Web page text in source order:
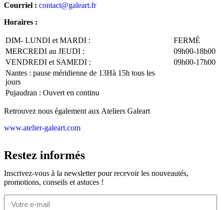
Courriel : contact@galeart.fr
Horaires :
DIM- LUNDI et MARDI :
FERMÉ
MERCREDI au JEUDI :
09h00-18h00
VENDREDI et SAMEDI :
09h00-17h00
Nantes : pause méridienne de 13Hà 15h tous les
jours
Pujaudran : Ouvert en continu
Retrouvez nous également aux Ateliers Galeart
www.atelier-galeart.com
Restez informés
Inscrivez-vous à la newsletter pour recevoir les nouveautés,
promotions, conseils et astuces !